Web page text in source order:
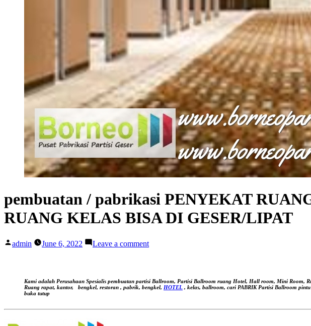
pembuatan / pabrikasi PENYEKAT
RUANG KELAS BISA DI GESER/LIPAT
Posted
admin June 6, 2022 Leave a commenton
PENYEKAT
RUANG
Kami adalah Perusahaan Spesialis pembuatan partisi Ballroom, Partisi Ballroom ruang Hotel, Hall room, Mini Room,
Ruang rapat, kantor, bengkel, restoran , pabrik, bengkel, HOTEL , kelas, ballroom, cari PABRIK Partisi Ballroom
buka tutup